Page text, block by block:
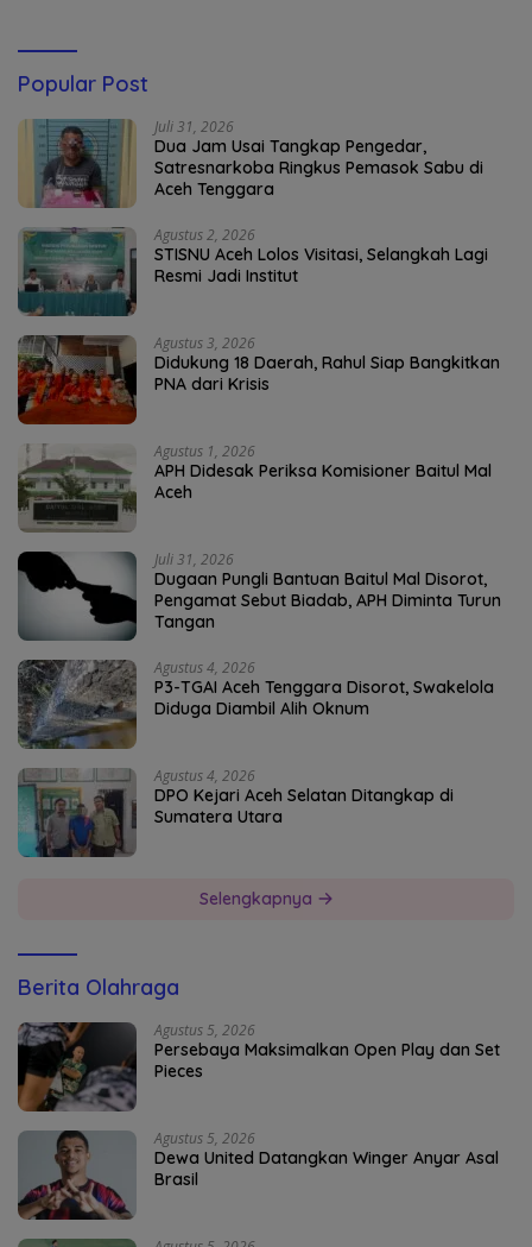
Popular Post
Juli 31, 2026
Dua Jam Usai Tangkap Pengedar,
Satresnarkoba Ringkus Pemasok Sabu di
Aceh Tenggara
Agustus 2, 2026
STISNU Aceh Lolos Visitasi, Selangkah Lagi
Resmi Jadi Institut
Agustus 3, 2026
Didukung 18 Daerah, Rahul Siap Bangkitkan
PNA dari Krisis
Agustus 1, 2026
APH Didesak Periksa Komisioner Baitul Mal
Aceh
Juli 31, 2026
Dugaan Pungli Bantuan Baitul Mal Disorot,
Pengamat Sebut Biadab, APH Diminta Turun
Tangan
Agustus 4, 2026
P3-TGAI Aceh Tenggara Disorot, Swakelola
Diduga Diambil Alih Oknum
Agustus 4, 2026
DPO Kejari Aceh Selatan Ditangkap di
Sumatera Utara
Selengkapnya
Berita Olahraga
Agustus 5, 2026
Persebaya Maksimalkan Open Play dan Set
Pieces
Agustus 5, 2026
Dewa United Datangkan Winger Anyar Asal
Brasil